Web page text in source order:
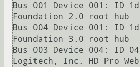
Bus 001 Device 001: ID
Foundation 2.0 root hub
Bus 004 Device 001: ID
Foundation 3.0 root hub
Bus 003 Device 004: ID
Logitech, Inc. HD Pro